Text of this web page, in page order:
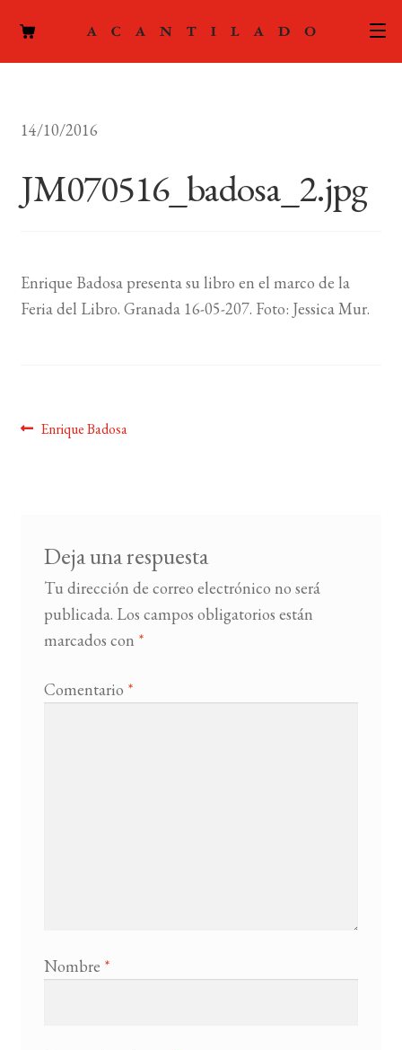
menú
hijo
ACTUALIDAD
el
FOREIGN RIGHTS
14/10/2016
JM070516_badosa_2.jpg
Enrique Badosa presenta su libro en el marco de la
Feria del Libro. Granada 16-05-207. Foto: Jessica Mur.
Navegación
Anterior:
Enrique Badosa
Deja una respuesta
Tu dirección de correo electrónico no será
publicada. Los campos obligatorios están
marcados con *
Comentario *
Nombre *